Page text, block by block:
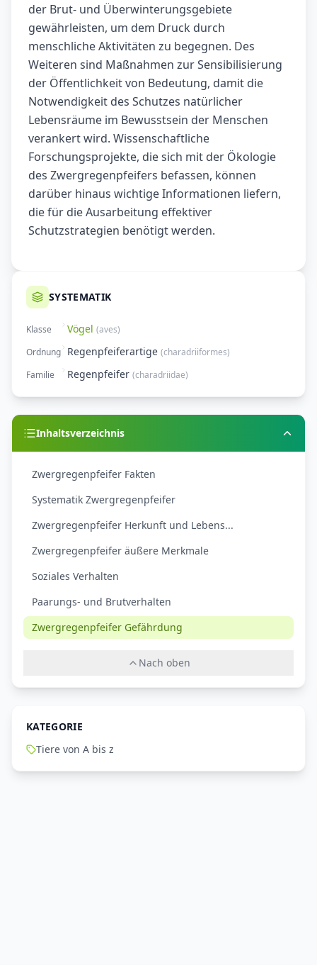
der Brut- und Überwinterungsgebiete
gewährleisten, um dem Druck durch
menschliche Aktivitäten zu begegnen. Des
Weiteren sind Maßnahmen zur Sensibilisierung
der Öffentlichkeit von Bedeutung, damit die
Notwendigkeit des Schutzes natürlicher
Lebensräume im Bewusstsein der Menschen
verankert wird. Wissenschaftliche
Forschungsprojekte, die sich mit der Ökologie
des Zwergregenpfeifers befassen, können
darüber hinaus wichtige Informationen liefern,
die für die Ausarbeitung effektiver
Schutzstrategien benötigt werden.
SYSTEMATIK
Klasse Vögel (aves)
Ordnung Regenpfeiferartige (charadriiformes)
Familie
Regenpfeifer (charadriidae)
Inhaltsverzeichnis
Zwergregenpfeifer Fakten
Systematik Zwergregenpfeifer
Zwergregenpfeifer Herkunft und Lebens...
Zwergregenpfeifer äußere Merkmale
Soziales Verhalten
Paarungs- und Brutverhalten
Zwergregenpfeifer Gefährdung
Nach oben
KATEGORIE
Tiere von A bis z